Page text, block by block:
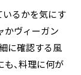
いるかを気にす
かヴィーガン
に確認する風
、料理に何が